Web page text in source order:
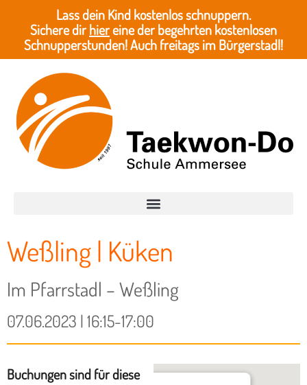
Lass dein Kind kostenlos schnuppern.
Sichere dirhiereine der begehrten kostenlosen
Schnupperstunden! Auch freitags im Bürgerstadl!
Weßling | Küken
Im Pfarrstadl – Weßling
07.06.2023 | 16:15-17:00
Buchungen sind für diese